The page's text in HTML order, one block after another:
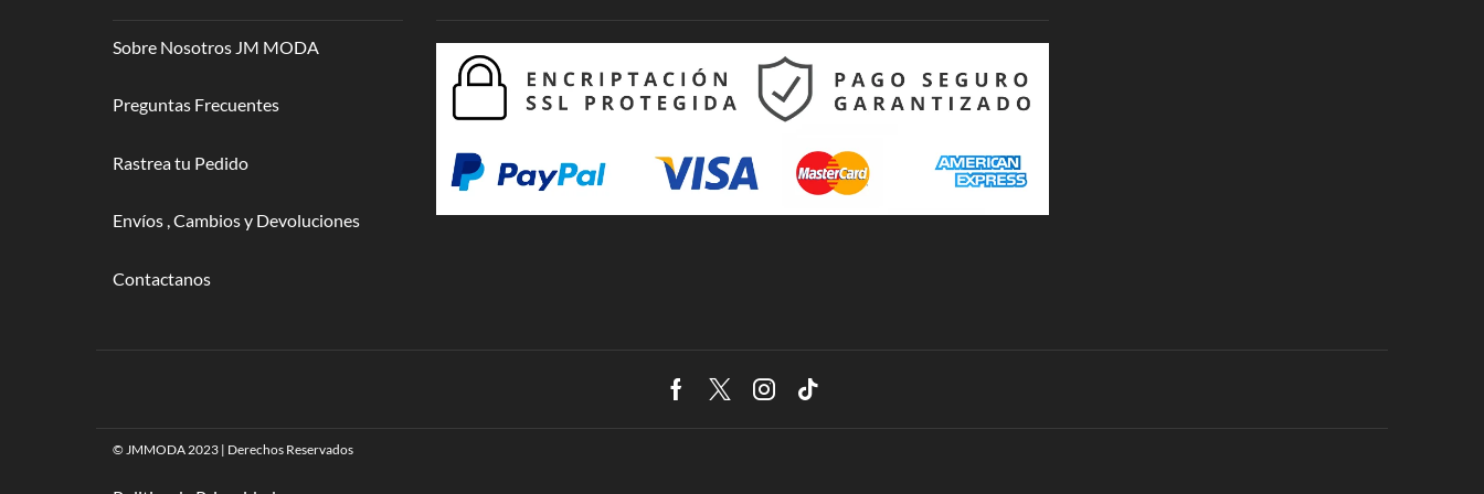
Sobre Nosotros JM MODA
Preguntas Frecuentes
Rastrea tu Pedido
Envíos , Cambios y Devoluciones
Contactanos
Facebook
TwitterInstagram
Tik-
© JMMODA 2023 | Derechos Reservados